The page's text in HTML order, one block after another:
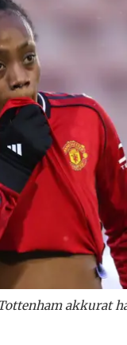
akkurat